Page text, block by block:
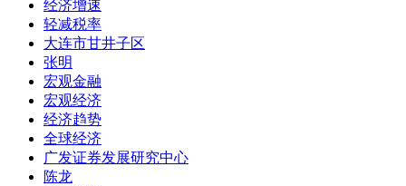
经济增速
轻减税率
大连市甘井子区
张明
宏观金融
宏观经济
经济趋势
全球经济
广发证券发展研究中心
陈龙